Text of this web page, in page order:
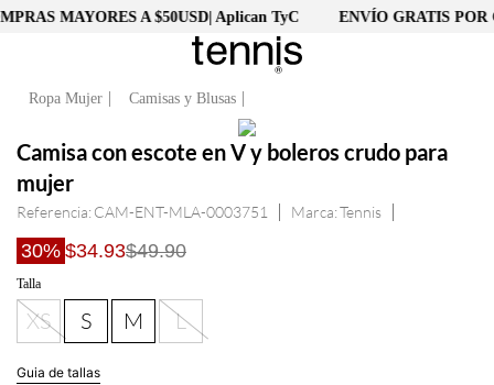
MAYORES A $50USD| Aplican TyC ENVÍO GRATIS POR
Ropa Mujer Camisas y Blusas
Camisa con escote en V y boleros crudo para
mujer
Referencia: CAM-ENT-MLA-0003751 Tennis
30% $34.93$49.90
Talla
XS S M L
Guia de tallas